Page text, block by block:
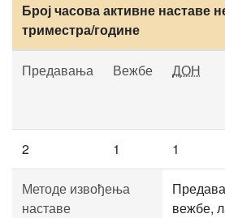
Број часова активне наставе
триместра/године
Предавања Вежбе ДОН
2 1 1
Методе извођења
наставе
вежбе,